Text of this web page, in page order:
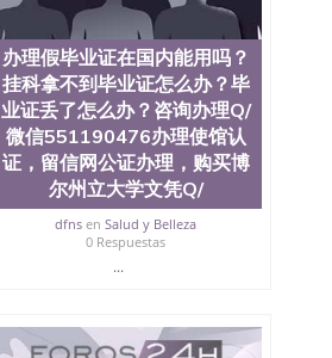
办理假毕业证在国内能用吗？
挂科拿不到毕业证怎么办？毕
业证丢了怎么办？咨询办理Q/
微信551190476办理使馆认
证，留信网公证办理，购买博
尔州立大学文凭Q/
dfns enSalud y Belleza
0 Respuestas
...